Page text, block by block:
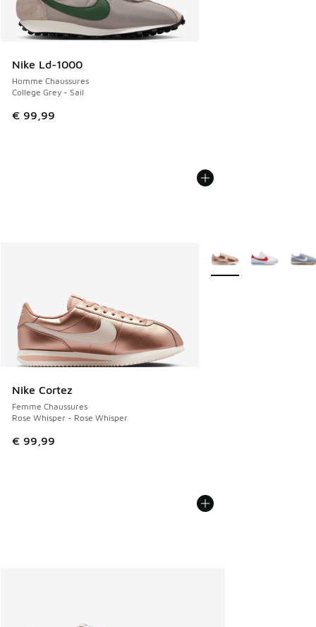
Nike Ld-1000
Homme Chaussures
College Grey - Sail
€ 99,99
Nike Cortez
Femme Chaussures
Rose Whisper - Rose Whisper
€ 99,99
Plus de couleurs